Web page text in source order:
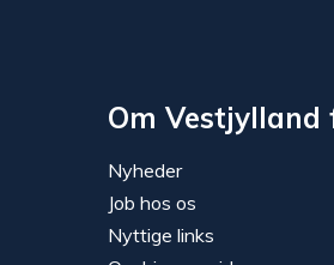
Om
Nyheder
Job hos os
Nyttige links